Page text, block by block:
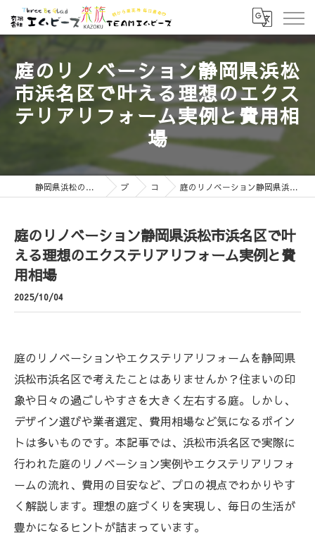
庭のリノベーション静岡県浜松
市浜名区で叶える理想のエクス
テリアリフォーム実例と費用相
場
静岡県浜松のエクステリアなら有限会社エムビーズ ブログ コラム 庭のリノベーション静岡県浜松市浜名区で叶える理想のエクステリアリフォーム実例と費用相場
庭のリノベーション静岡県浜松市浜名区で叶
える理想のエクステリアリフォーム実例と費
用相場
2025/10/04
庭のリノベーションやエクステリアリフォームを静岡県
浜松市浜名区で考えたことはありませんか？住まいの印
象や日々の過ごしやすさを大きく左右する庭。しかし、
デザイン選びや業者選定、費用相場など気になるポイン
トは多いものです。本記事では、浜松市浜名区で実際に
行われた庭のリノベーション実例やエクステリアリフォ
ームの流れ、費用の目安など、プロの視点でわかりやす
く解説します。理想の庭づくりを実現し、毎日の生活が
豊かになるヒントが詰まっています。